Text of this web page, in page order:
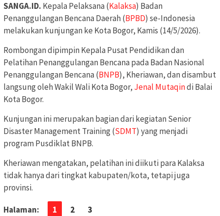
SANGA.ID. Kepala Pelaksana (Kalaksa) Badan
Penanggulangan Bencana Daerah (BPBD) se-Indonesia
melakukan kunjungan ke Kota Bogor, Kamis (14/5/2026).
Rombongan dipimpin Kepala Pusat Pendidikan dan
Pelatihan Penanggulangan Bencana pada Badan Nasional
Penanggulangan Bencana (BNPB), Kheriawan, dan disambut
langsung oleh Wakil Wali Kota Bogor, Jenal Mutaqindi Balai
Kota Bogor.
Kunjungan ini merupakan bagian dari kegiatan Senior
Disaster Management Training (SDMT) yang menjadi
program Pusdiklat BNPB.
Kheriawan mengatakan, pelatihan ini diikuti para Kalaksa
tidak hanya dari tingkat kabupaten/kota, tetapi juga
provinsi.
Halaman: 1 2 3